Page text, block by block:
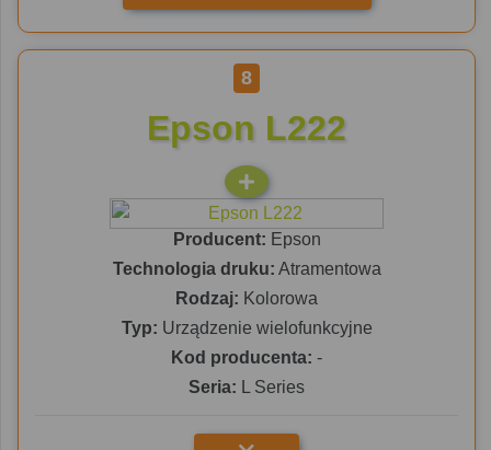
8
Epson L222
Producent: Epson
Technologia druku: Atramentowa
Rodzaj: Kolorowa
Typ: Urządzenie wielofunkcyjne
Kod producenta: -
Seria: L Series